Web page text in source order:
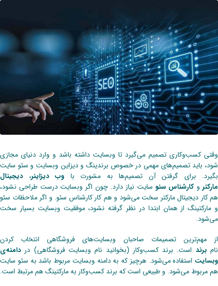
وقتی کسب‌وکاری تصمیم می‌گیرد تا وبسایت داشته باشد و وارد دنیای مجازی
شود، باید تصمیم‌های مهمی در خصوص برندینگ و دیزاین وبسایت و سئو سایت
بگیرد. برای گرفتن آن تصمیم‌ها به مشورت با وب دیزاینر، دیجیتال
مارکتروکارشناس سئو سایت نیاز دارد. چون اگر وبسایت درست طراحی نشود،
هم کار دیجیتال مارکتر سخت می‌شود و هم کار کارشناس سئو. و اگر ملاحظات سئو
و مارکتینگ از همان ابتدا در نظر گرفته نشود، موفقیت وبسایت بسیار سخت
می‌شود.
از مهم‌ترین تصمیمات صاحبان وبسایت‌های فروشگاهی انتخاب کردن
نامبرند است. برند کسب‌وکار (بخوانید نام وبسایت فروشگاهی) در دامنه‌ی
وبسایت استفاده می‌شود. هرچیز که به دامنه وبسایت مربوط باشد به سئو سایت
هم مربوط می‌شود. و طبیعی است که برند کسب‌وکار به مارکتینگ هم مرتبط است.